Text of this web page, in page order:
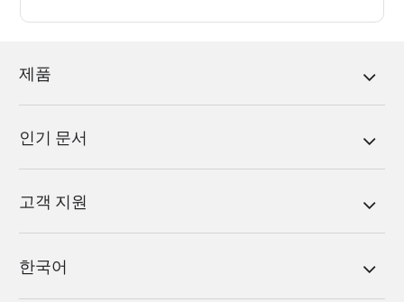
제품
인기 문서
고객 지원
한국어